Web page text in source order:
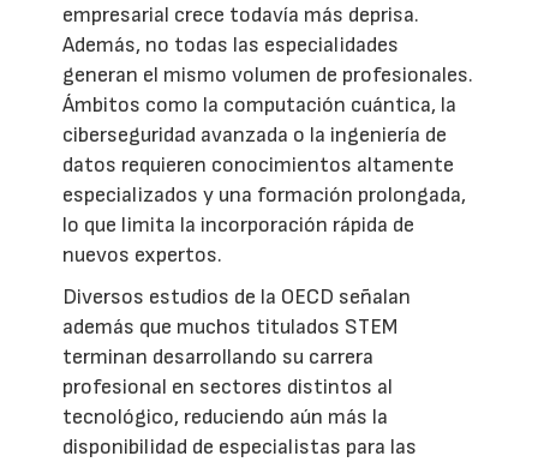
empresarial crece todavía más deprisa.
Además, no todas las especialidades
generan el mismo volumen de profesionales.
Ámbitos como la computación cuántica, la
ciberseguridad avanzada o la ingeniería de
datos requieren conocimientos altamente
especializados y una formación prolongada,
lo que limita la incorporación rápida de
nuevos expertos.
Diversos estudios de la OECD señalan
además que muchos titulados STEM
terminan desarrollando su carrera
profesional en sectores distintos al
tecnológico, reduciendo aún más la
disponibilidad de especialistas para las